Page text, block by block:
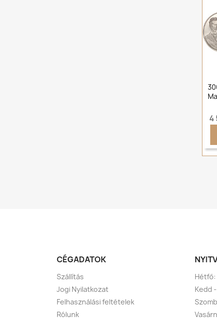
4
CÉGADATOK
Szállítás
Jogi Nyilatkozat
Felhasználási feltételek
Rólunk
Hétfő:
Kedd